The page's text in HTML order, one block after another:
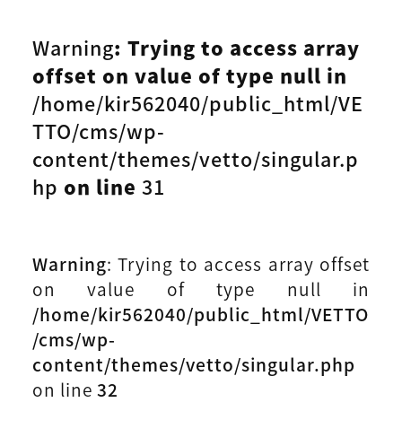
Warning: Trying to access array
offset on value of type null in
/home/kir562040/public_html/VE
TTO/cms/wp-
content/themes/vetto/singular.p
hp on line 31
Warning: Trying to access array offset
on value of type null in
/home/kir562040/public_html/VETTO
/cms/wp-
content/themes/vetto/singular.php
on line 32